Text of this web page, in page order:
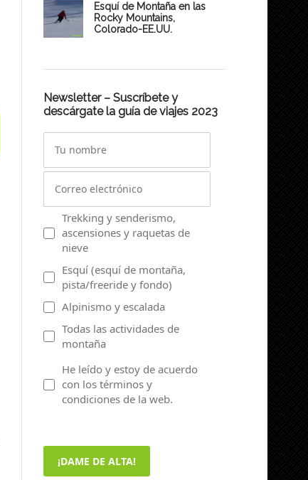
Esquí de Montaña en las
Rocky Mountains,
Colorado-EE.UU.
Newsletter – Suscríbete y
descárgate la guía de viajes 2023
Trekking y senderismo,
ascensiones y raquetas de
nieve
Esquí (esquí de montaña,
pista/freeride y fondo)
Alpinismo y escalada
Todas las actividades de
montaña
He leído y estoy de acuerdo
con los términos y
condiciones de la web.
¡DAME DE ALTA!